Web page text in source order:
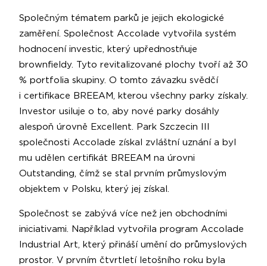
Společným tématem parků je jejich ekologické
zaměření. Společnost Accolade vytvořila systém
hodnocení investic, který upřednostňuje
brownfieldy. Tyto revitalizované plochy tvoří až 30
% portfolia skupiny. O tomto závazku svědčí
i certifikace BREEAM, kterou všechny parky získaly.
Investor usiluje o to, aby nové parky dosáhly
alespoň úrovně Excellent. Park Szczecin III
společnosti Accolade získal zvláštní uznání a byl
mu udělen certifikát BREEAM na úrovni
Outstanding, čímž se stal prvním průmyslovým
objektem v Polsku, který jej získal.
Společnost se zabývá více než jen obchodními
iniciativami. Například vytvořila program Accolade
Industrial Art, který přináší umění do průmyslových
prostor. V prvním čtvrtletí letošního roku byla